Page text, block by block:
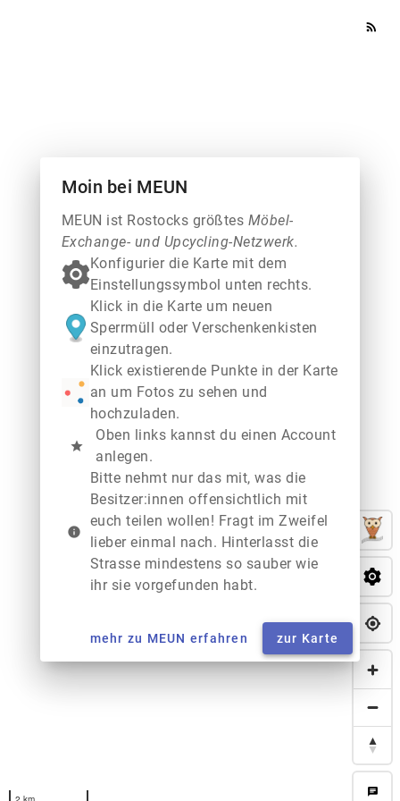
rss_feed
chat
Moin bei MEUN
MEUN ist Rostocks größtes Möbel-
Exchange- und Upcycling-Netzwerk.
Konfigurier die Karte mit dem
Einstellungssymbol unten rechts.
Klick in die Karte um neuen
Sperrmüll oder Verschenkenkisten
einzutragen.
Klick existierende Punkte in der Karte
an um Fotos zu sehen und
hochzuladen.
star
Oben links kannst du einen Account
anlegen.
info
Bitte nehmt nur das mit, was die
Besitzer:innen offensichtlich mit
euch teilen wollen! Fragt im Zweifel
lieber einmal nach. Hinterlasst die
Strasse mindestens so sauber wie
ihr sie vorgefunden habt.
mehr zu MEUN erfahren zur Karte